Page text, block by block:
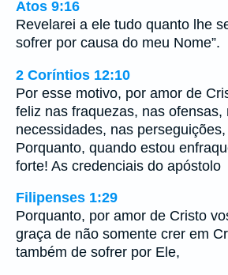
Atos 9:16
Revelarei a ele tudo quanto lhe
sofrer por causa do meu Nome”.
2 Coríntios 12:10
Por esse motivo, por amor de
feliz nas fraquezas, nas ofensas,
necessidades, nas
Porquanto, quando estou
forte! As credenciais do apóstolo
Filipenses 1:29
Porquanto, por amor de Cristo
graça de não somente crer em
também de sofrer por Ele,